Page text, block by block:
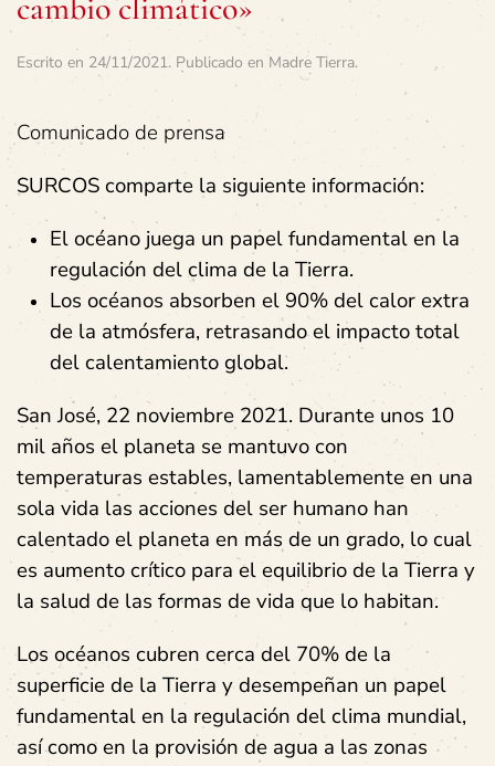
Escrito en 24/11/2021. Publicado en Madre Tierra.
Comunicado de prensa
SURCOS comparte la siguiente información:
El océano juega un papel fundamental en la
regulación del clima de la Tierra.
Los océanos absorben el 90% del calor extra
de la atmósfera, retrasando el impacto total
del calentamiento global.
San José, 22 noviembre 2021. Durante unos 10
mil años el planeta se mantuvo con
temperaturas estables, lamentablemente en una
sola vida las acciones del ser humano han
calentado el planeta en más de un grado, lo cual
es aumento crítico para el equilibrio de la Tierra y
la salud de las formas de vida que lo habitan.
Los océanos cubren cerca del 70% de la
superficie de la Tierra y desempeñan un papel
fundamental en la regulación del clima mundial,
así como en la provisión de agua a las zonas